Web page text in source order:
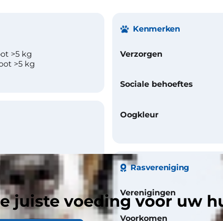
juiste voeding voor uw
>5 kg
>5 kg
Rood, Crème, Zilver,
Schildpad,
Kenmerken
Verzorgen
Sociale behoeftes
Oogkleur
Rasvereniging
Verenigingen
Voorkomen